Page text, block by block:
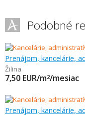
Podobné
Prenájom, kancelárie,
Žilina
7,50 EUR/m2/mesiac
Prenájom, kancelárie,